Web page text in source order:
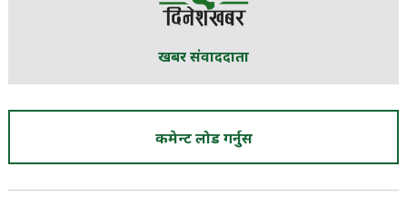
खबर संवाददाता
कमेन्ट लोड गर्नुस